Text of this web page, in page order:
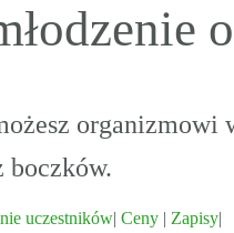
boczków.
uczestników| Ceny | Zapisy|